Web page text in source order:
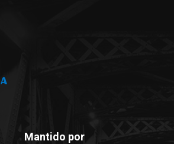
Mantido por